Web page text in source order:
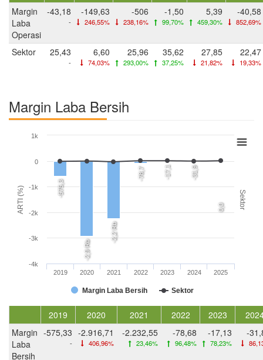
Margin
Laba
Operasi
-43,18
-
-149,63
246,55%
-506
238,16%
-1,50
99,70%
5,39
459,30%
-40,58
852,69%
Sektor 25,43
-
6,60
74,03%
25,96
293,00%
35,62
37,25%
27,85
21,82%
22,47
19,33%
Margin Laba Bersih
ARTI (%) Sektor
-575,3
-2,9 Rb
-2,2 Rb
-78,7 -17,1 -31,9
0,0
Margin Laba Bersih Sektor
2019 2020 2021 2022 2023 2024 2025
-4k
-3k
-2k
-1k
0
1k
2019 2020 2021 2022 2023
Margin
Laba
Bersih
-575,33
-
-2.916,71
406,96%
-2.232,55
23,46%
-78,68
96,48%
-17,13
78,23%
-